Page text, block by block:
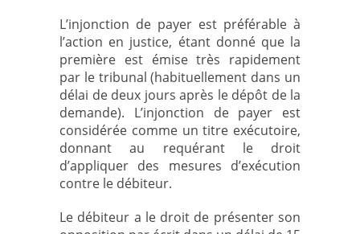
L’injonction de payer est préférable à
l’action en justice, étant donné que la
première est émise très rapidement
par le tribunal (habituellement dans un
délai de deux jours après le dépôt de la
demande). L’injonction de payer est
considérée comme un titre exécutoire,
donnant au requérant le droit
d’appliquer des mesures d’exécution
contre le débiteur.
Le débiteur a le droit de présenter son